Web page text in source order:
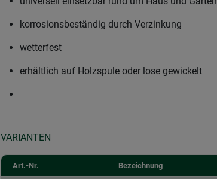
korrosionsbeständig durch Verzinkung
wetterfest
erhältlich auf Holzspule oder lose gewickelt
VARIANTEN
Art.-Nr. Bezeichnung